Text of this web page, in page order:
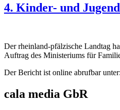
4. Kinder- und
Der rheinland-pfälzische Landtag
Auftrag des Ministeriums für
Der Bericht ist online abrufbar
cala media GbR